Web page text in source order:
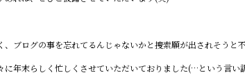
、ブログの事を忘れてるんじゃないかと捜索願が出されそう
に年末らしく忙しくさせていただいておりました(…という言い